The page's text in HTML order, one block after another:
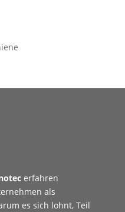
erfahren
als
es sich lohnt, Teil